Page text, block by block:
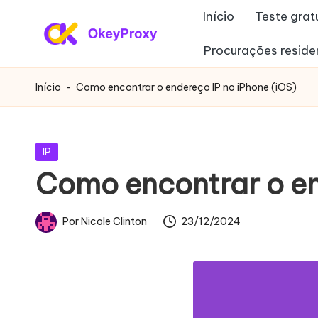
P
r
xi
e
s
poderosos
proxies
HTTP(S)/SOCKS5,
sobre
a
gratuita
Início Teste
Procurações
Início - Como encontrar o endereço IP no iPhone (iOS)
Publicado
IP
Como encontrar o
Publicado
Por Nicole Clinton 23/12/2024